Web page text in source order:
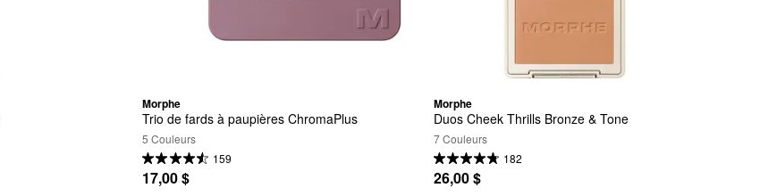
Morphe
Trio de fards à paupières ChromaPlus
5 Couleurs
159
17,00 $
Morphe
Duos Cheek Thrills Bronze & Tone
7 Couleurs
182
26,00 $